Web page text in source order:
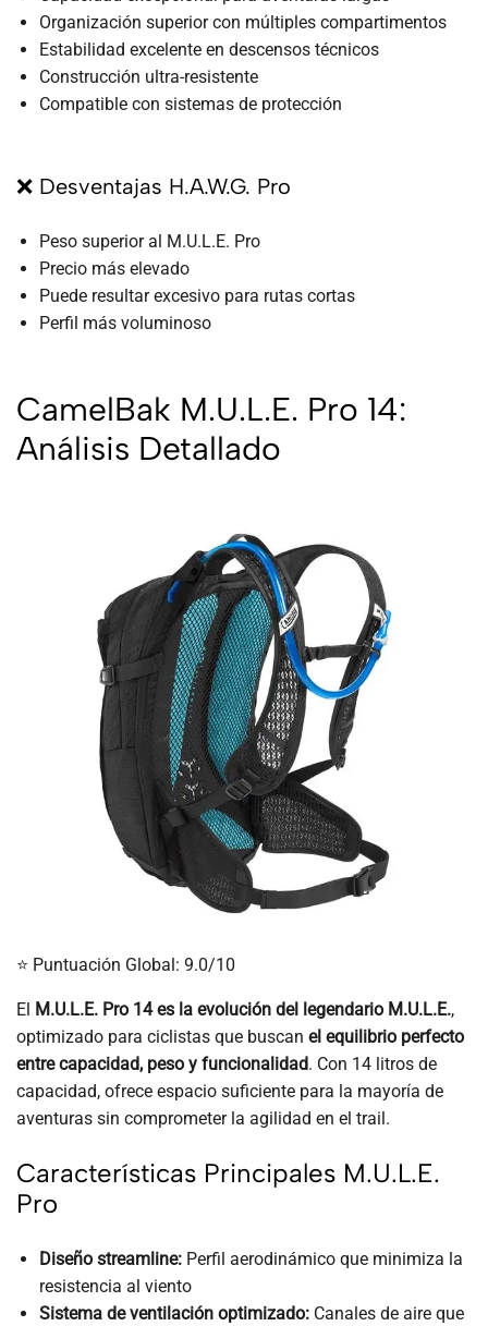
Organización superior con múltiples compartimentos
Estabilidad excelente en descensos técnicos
Construcción ultra-resistente
Compatible con sistemas de protección
❌ Desventajas H.A.W.G. Pro
Peso superior al M.U.L.E. Pro
Precio más elevado
Puede resultar excesivo para rutas cortas
Perfil más voluminoso
CamelBak M.U.L.E. Pro 14:
Análisis Detallado
⭐ Puntuación Global: 9.0/10
El M.U.L.E. Pro 14 es la evolución del legendario M.U.L.E.,
optimizado para ciclistas que buscan el equilibrio perfecto
entre capacidad, peso y funcionalidad. Con 14 litros de
capacidad, ofrece espacio suficiente para la mayoría de
aventuras sin comprometer la agilidad en el trail.
Características Principales M.U.L.E.
Pro
Diseño streamline:Perfil aerodinámico que minimiza la
resistencia al viento
Sistema de ventilación optimizado:Canales de aire que